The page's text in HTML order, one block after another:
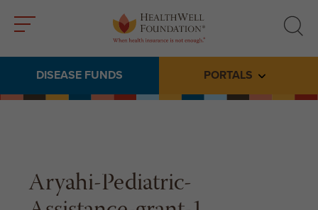
search
DISEASE FUNDS PORTALS Toggle
Aryahi-Pediatric-